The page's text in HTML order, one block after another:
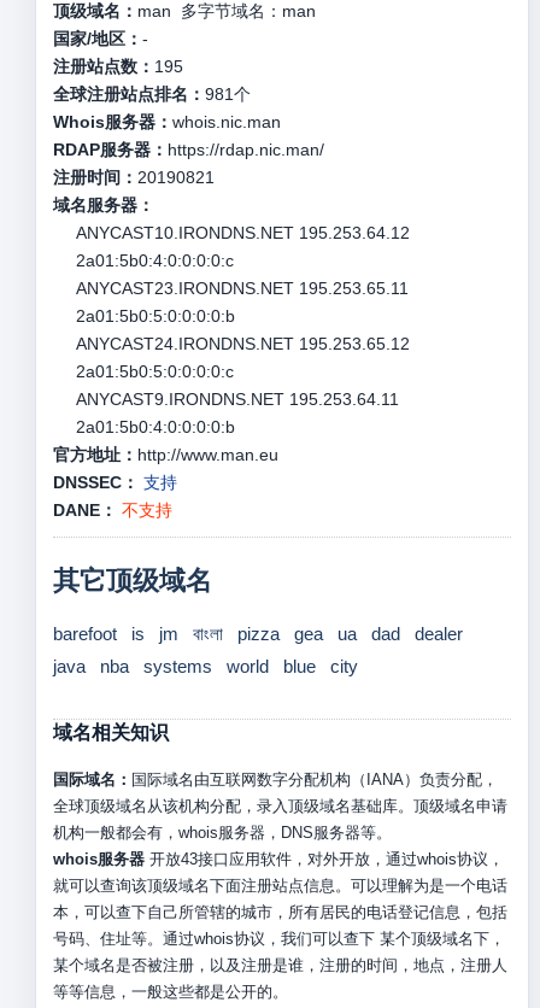
顶级域名： man 多字节域名： man
国家/地区： -
注册站点数： 195
全球注册站点排名： 981个
Whois服务器： whois.nic.man
RDAP服务器： https://rdap.nic.man/
注册时间： 20190821
域名服务器：
ANYCAST10.IRONDNS.NET 195.253.64.12
2a01:5b0:4:0:0:0:0:c
ANYCAST23.IRONDNS.NET 195.253.65.11
2a01:5b0:5:0:0:0:0:b
ANYCAST24.IRONDNS.NET 195.253.65.12
2a01:5b0:5:0:0:0:0:c
ANYCAST9.IRONDNS.NET 195.253.64.11
2a01:5b0:4:0:0:0:0:b
官方地址： http://www.man.eu
DNSSEC： 支持
DANE： 不支持
其它顶级域名
barefoot is jm বাংলা pizza gea ua dad
dealer
java
nba systems world blue city
域名相关知识
国际域名： 国际域名由互联网数字分配机构（IANA）负责分配，
全球顶级域名从该机构分配，录入顶级域名基础库。顶级域名申请
机构一般都会有，whois服务器，DNS服务器等。
whois服务器开放43接口应用软件，对外开放，通过whois协议，
就可以查询该顶级域名下面注册站点信息。可以理解为是一个电话
本，可以查下自己所管辖的城市，所有居民的电话登记信息，包括
号码、住址等。通过whois协议，我们可以查下 某个顶级域名下，
某个域名是否被注册，以及注册是谁，注册的时间，地点，注册人
等等信息，一般这些都是公开的。